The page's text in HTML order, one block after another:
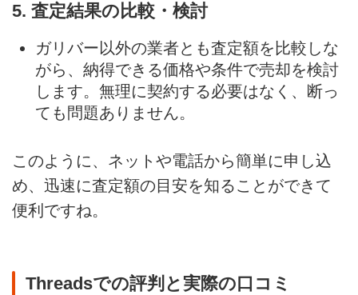
5. 査定結果の比較・検討
ガリバー以外の業者とも査定額を比較しな
がら、納得できる価格や条件で売却を検討
します。無理に契約する必要はなく、断っ
ても問題ありません。
このように、ネットや電話から簡単に申し込
め、迅速に査定額の目安を知ることができて
便利ですね。
Threadsでの評判と実際の口コミ